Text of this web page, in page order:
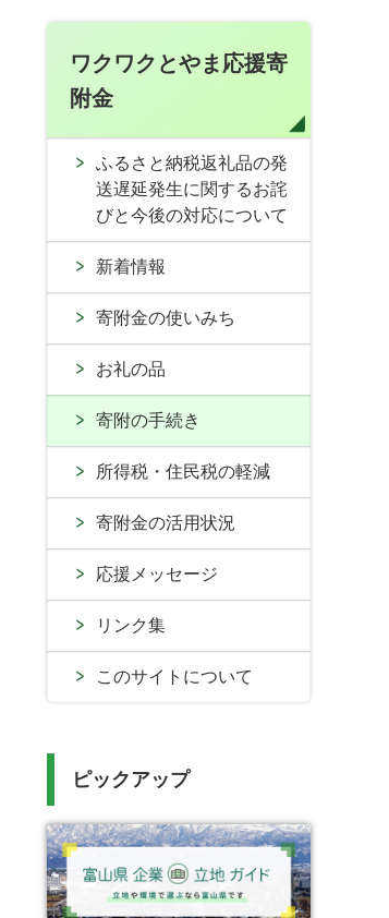
ワクワクとやま応援寄
附金
ふるさと納税返礼品の発
送遅延発生に関するお詫
びと今後の対応について
新着情報
寄附金の使いみち
お礼の品
寄附の手続き
所得税・住民税の軽減
寄附金の活用状況
応援メッセージ
リンク集
このサイトについて
ピックアップ